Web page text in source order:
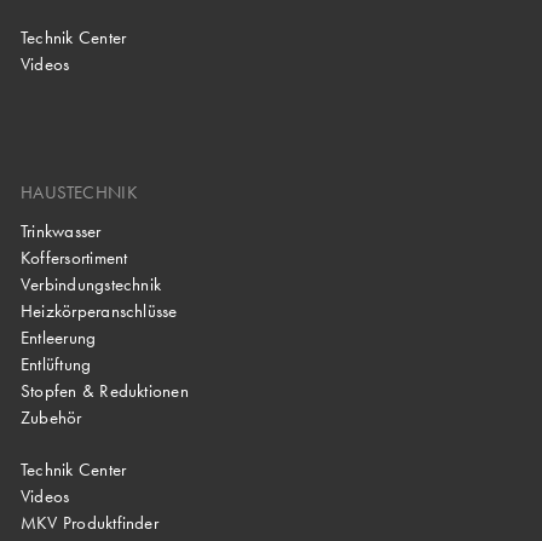
Technik Center
Videos
HAUSTECHNIK
Trinkwasser
Koffersortiment
Verbindungstechnik
Heizkörperanschlüsse
Entleerung
Entlüftung
Stopfen & Reduktionen
Zubehör
Technik Center
Videos
MKV Produktfinder